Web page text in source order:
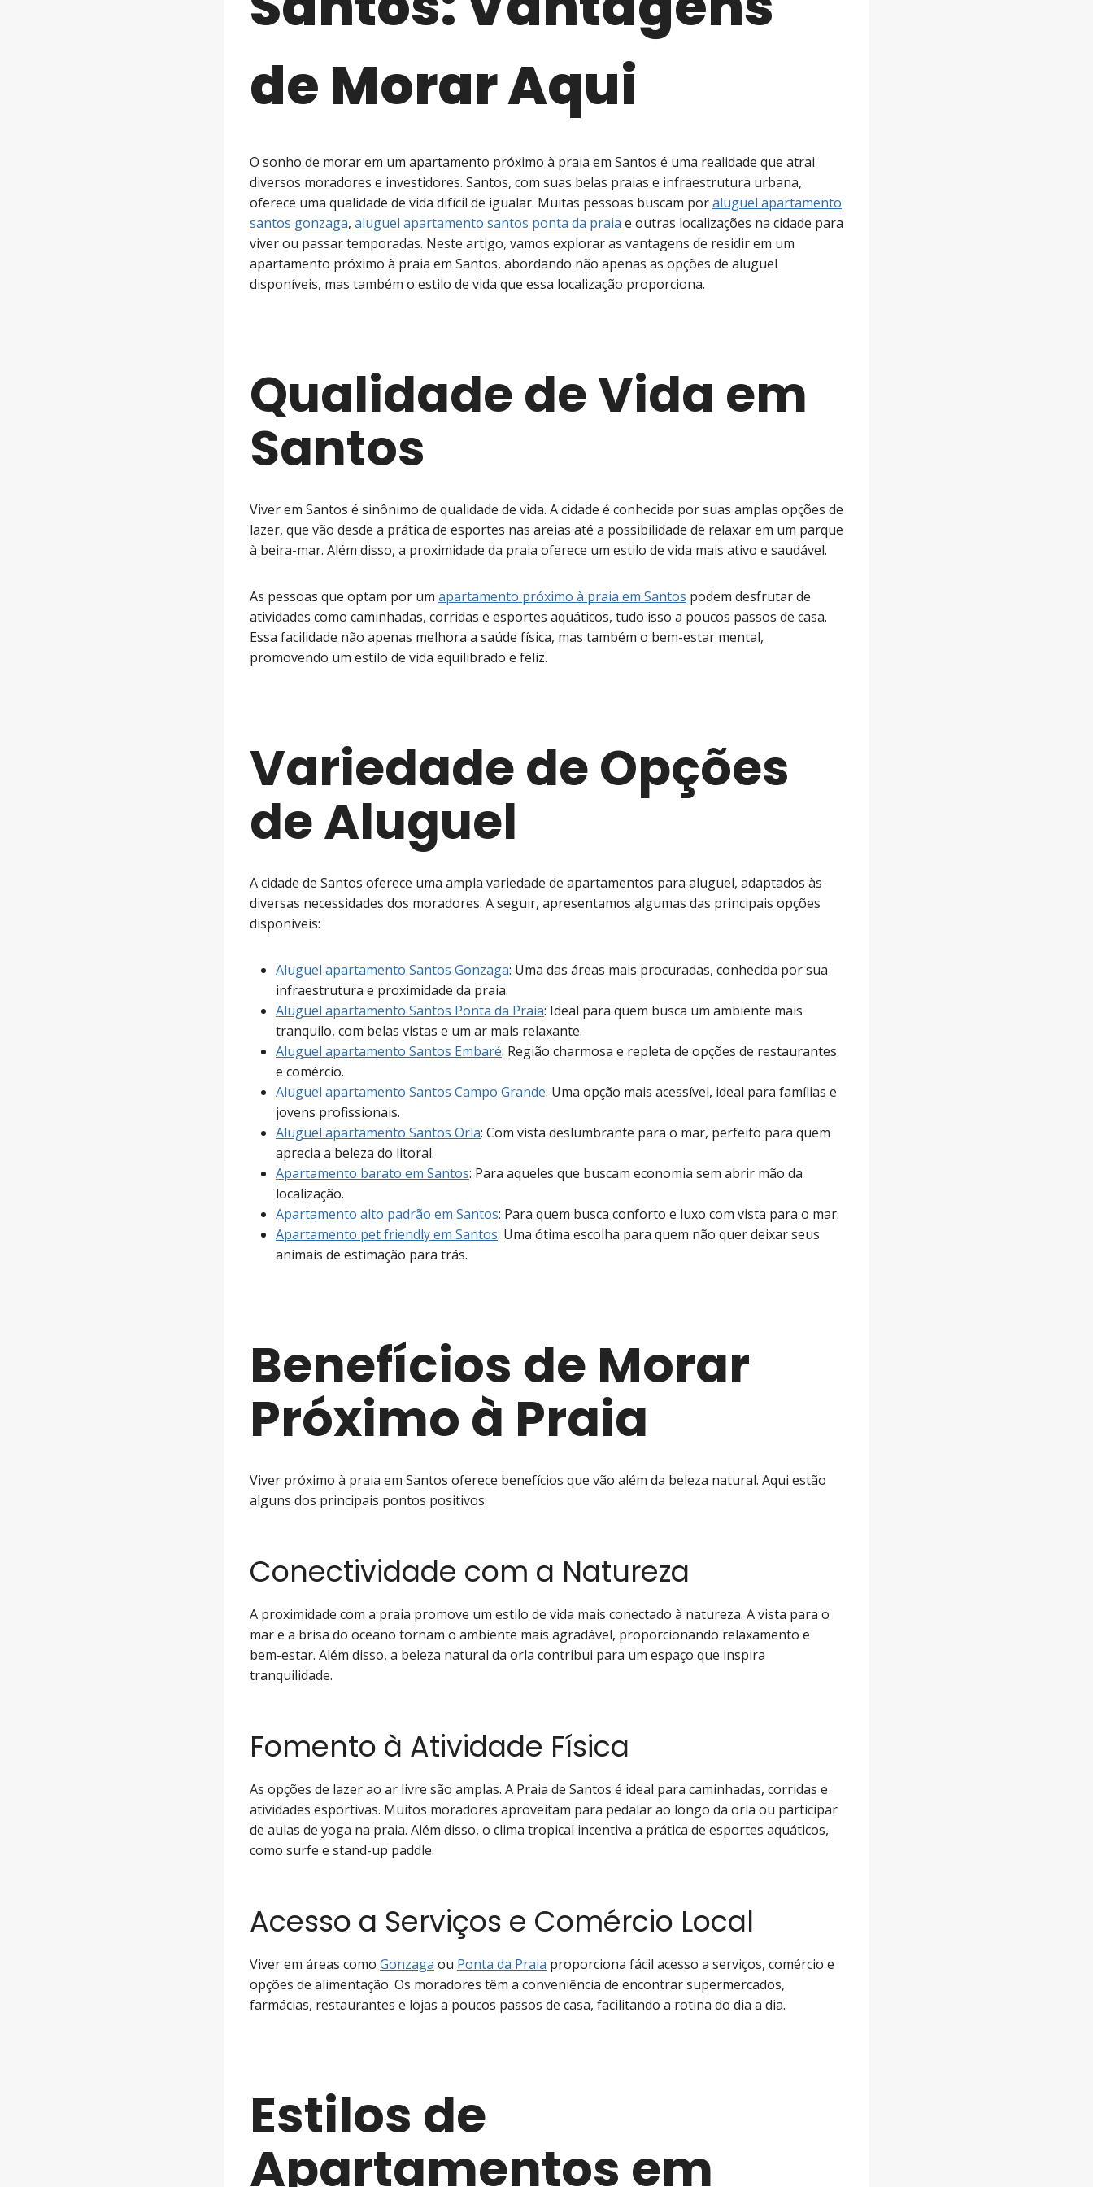
de Morar Aqui
O sonho de morar em um apartamento próximo à praia em Santos é uma realidade que atrai
diversos moradores e investidores. Santos, com suas belas praias e infraestrutura urbana,
oferece uma qualidade de vida difícil de igualar. Muitas pessoas buscam poraluguel apartamento
santos gonzaga, aluguel apartamento santos ponta da praia e outras localizações na cidade para
viver ou passar temporadas. Neste artigo, vamos explorar as vantagens de residir em um
apartamento próximo à praia em Santos, abordando não apenas as opções de aluguel
disponíveis, mas também o estilo de vida que essa localização proporciona.
Qualidade de Vida em
Santos
Viver em Santos é sinônimo de qualidade de vida. A cidade é conhecida por suas amplas opções de
lazer, que vão desde a prática de esportes nas areias até a possibilidade de relaxar em um parque
à beira-mar. Além disso, a proximidade da praia oferece um estilo de vida mais ativo e saudável.
As pessoas que optam por um apartamento próximo à praia em Santos podem desfrutar de
atividades como caminhadas, corridas e esportes aquáticos, tudo isso a poucos passos de casa.
Essa facilidade não apenas melhora a saúde física, mas também o bem-estar mental,
promovendo um estilo de vida equilibrado e feliz.
Variedade de Opções
de Aluguel
A cidade de Santos oferece uma ampla variedade de apartamentos para aluguel, adaptados às
diversas necessidades dos moradores. A seguir, apresentamos algumas das principais opções
disponíveis:
Aluguel apartamento Santos Gonzaga: Uma das áreas mais procuradas, conhecida por sua
infraestrutura e proximidade da praia.
Aluguel apartamento Santos Ponta da Praia: Ideal para quem busca um ambiente mais
tranquilo, com belas vistas e um ar mais relaxante.
Aluguel apartamento Santos Embaré: Região charmosa e repleta de opções de restaurantes
e comércio.
Aluguel apartamento Santos Campo Grande: Uma opção mais acessível, ideal para famílias e
jovens profissionais.
Aluguel apartamento Santos Orla: Com vista deslumbrante para o mar, perfeito para quem
aprecia a beleza do litoral.
Apartamento barato em Santos: Para aqueles que buscam economia sem abrir mão da
localização.
Apartamento alto padrão em Santos: Para quem busca conforto e luxo com vista para o mar.
Apartamento pet friendly em Santos: Uma ótima escolha para quem não quer deixar seus
animais de estimação para trás.
Benefícios de Morar
Próximo à Praia
Viver próximo à praia em Santos oferece benefícios que vão além da beleza natural. Aqui estão
alguns dos principais pontos positivos:
Conectividade com a Natureza
A proximidade com a praia promove um estilo de vida mais conectado à natureza. A vista para o
mar e a brisa do oceano tornam o ambiente mais agradável, proporcionando relaxamento e
bem-estar. Além disso, a beleza natural da orla contribui para um espaço que inspira
tranquilidade.
Fomento à Atividade Física
As opções de lazer ao ar livre são amplas. A Praia de Santos é ideal para caminhadas, corridas e
atividades esportivas. Muitos moradores aproveitam para pedalar ao longo da orla ou participar
de aulas de yoga na praia. Além disso, o clima tropical incentiva a prática de esportes aquáticos,
como surfe e stand-up paddle.
Acesso a Serviços e Comércio Local
Viver em áreas como Gonzaga ou Ponta da Praia proporciona fácil acesso a serviços, comércio e
opções de alimentação. Os moradores têm a conveniência de encontrar supermercados,
farmácias, restaurantes e lojas a poucos passos de casa, facilitando a rotina do dia a dia.
Estilos de
Apartamentos em